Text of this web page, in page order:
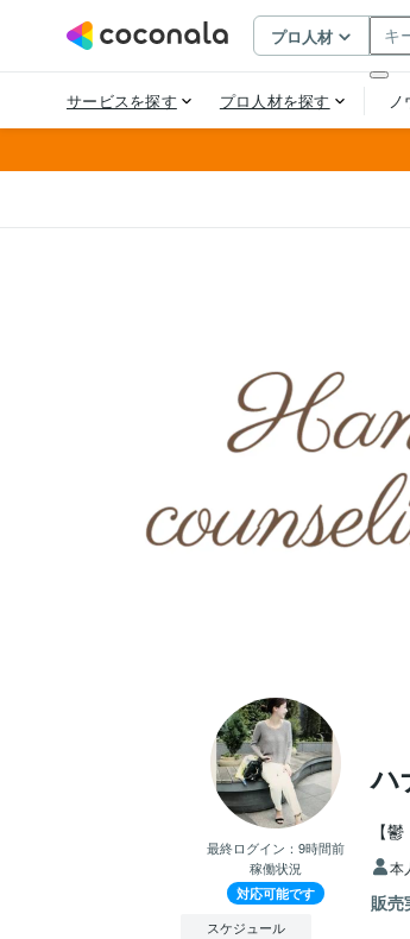
最終ログイン： 9時間前
稼働状況
対応可能です
ハ
【
本
販売
スケジュール